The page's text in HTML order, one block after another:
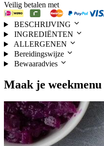
Veilig betalen met
BESCHRIJVING
INGREDIËNTEN
ALLERGENEN
Bereidingswijze
Bewaaradvies
Maak je weekmenu